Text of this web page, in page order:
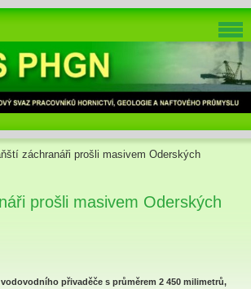
záchranáři prošli masivem Oderských
prošli masivem Oderských
přivaděče s průměrem 2 450 milimetrů,